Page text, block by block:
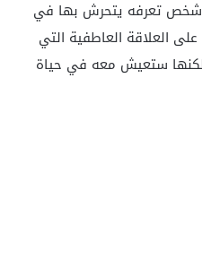
شخص تعرفه يتحرش بها في
العلاقة العاطفية التي
ستعيش معه في حياة